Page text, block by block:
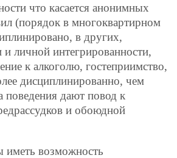
что касается анонимных
(порядок в многоквартирном
в других,
личной интегрированности,
к алкоголю, гостеприимство,
дисциплинированно, чем
поведения дают повод к
и обоюдной
иметь возможность